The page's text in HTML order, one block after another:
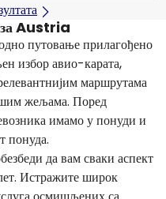
за Austria
путовање прилагођено
избор авио-карата,
маршрутама
жељама. Поред
имамо у понуди и
понуда.
да вам сваки аспект
Истражите широк